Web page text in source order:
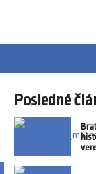
Posledné